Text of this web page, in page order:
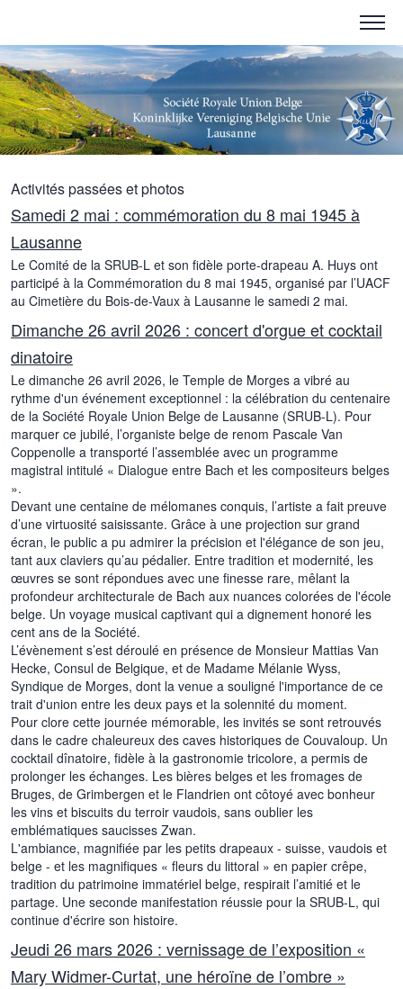
Activités passées et photos
Samedi 2 mai : commémoration du 8 mai 1945 à
Lausanne
Le Comité de la SRUB-L et son fidèle porte-drapeau A. Huys ont
participé à la Commémoration du 8 mai 1945, organisé par l’UACF
au Cimetière du Bois-de-Vaux à Lausanne le samedi 2 mai.
Dimanche 26 avril 2026 : concert d'orgue et cocktail
dinatoire
Le dimanche 26 avril 2026, le Temple de Morges a vibré au
rythme d'un événement exceptionnel : la célébration du centenaire
de la Société Royale Union Belge de Lausanne (SRUB-L). Pour
marquer ce jubilé, l’organiste belge de renom Pascale Van
Coppenolle a transporté l’assemblée avec un programme
magistral intitulé « Dialogue entre Bach et les compositeurs belges
».
Devant une centaine de mélomanes conquis, l’artiste a fait preuve
d’une virtuosité saisissante. Grâce à une projection sur grand
écran, le public a pu admirer la précision et l'élégance de son jeu,
tant aux claviers qu’au pédalier. Entre tradition et modernité, les
œuvres se sont répondues avec une finesse rare, mêlant la
profondeur architecturale de Bach aux nuances colorées de l'école
belge. Un voyage musical captivant qui a dignement honoré les
cent ans de la Société.
L’évènement s’est déroulé en présence de Monsieur Mattias Van
Hecke, Consul de Belgique, et de Madame Mélanie Wyss,
Syndique de Morges, dont la venue a souligné l'importance de ce
trait d'union entre les deux pays et la solennité du moment.
Pour clore cette journée mémorable, les invités se sont retrouvés
dans le cadre chaleureux des caves historiques de Couvaloup. Un
cocktail dînatoire, fidèle à la gastronomie tricolore, a permis de
prolonger les échanges. Les bières belges et les fromages de
Bruges, de Grimbergen et le Flandrien ont côtoyé avec bonheur
les vins et biscuits du terroir vaudois, sans oublier les
emblématiques saucisses Zwan.
L'ambiance, magnifiée par les petits drapeaux - suisse, vaudois et
belge - et les magnifiques « fleurs du littoral » en papier crêpe,
tradition du patrimoine immatériel belge, respirait l’amitié et le
partage. Une seconde manifestation réussie pour la SRUB-L, qui
continue d'écrire son histoire.
Jeudi 26 mars 2026 : vernissage de l’exposition «
Mary Widmer-Curtat, une héroïne de l’ombre »